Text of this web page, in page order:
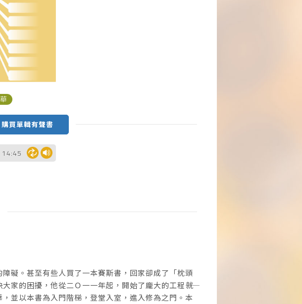
購買單輯有聲書
14:45
礙。甚至有些人買了一本賽斯書，回家卻成了「枕頭
的困擾，他從二Ｏ一一年起，開始了龐大的工程――就
並以本書為入門階梯，登堂入室，進入修為之門。本